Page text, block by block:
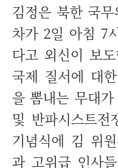
김정은 북한 국
차가 2일 아침 7
다고 외신이 보
국제 질서에 대
을 뽐내는 무대
및 반파시스트전
기념식에 김 위
과 고위급 인사